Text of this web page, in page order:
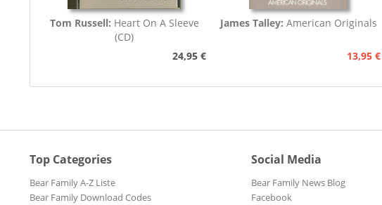
Tom Russell: Heart On A Sleeve
(CD)
24,95 €
James Talley: American Originals
13,95 €
Top Categories
Bear Family A-Z Liste
Bear Family Download Codes
Social Media
Bear Family News Blog
Facebook